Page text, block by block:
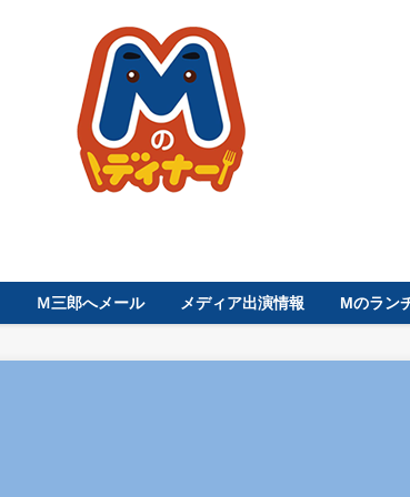
Ｍ三郎へメール メディア出演情報 Mのラン